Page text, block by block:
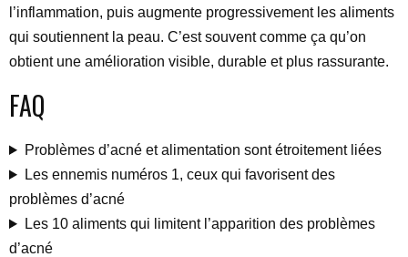
l’inflammation, puis augmente progressivement les aliments
qui soutiennent la peau. C’est souvent comme ça qu’on
obtient une amélioration visible, durable et plus rassurante.
FAQ
Problèmes d’acné et alimentation sont étroitement liées
Les ennemis numéros 1, ceux qui favorisent des
problèmes d’acné
Les 10 aliments qui limitent l’apparition des problèmes
d’acné